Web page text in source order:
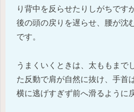
り背中を反らせたりしがちです
後の頭の戻りを遅らせ、腰が沈
です。
うまくいくときは、太ももまで
た反動で肩が自然に抜け、手首
横に逃げすぎず前へ滑るように